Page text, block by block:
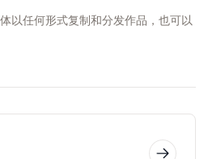
以任何形式复制和分发作品，也可以